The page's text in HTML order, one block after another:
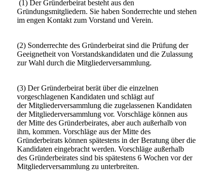
(1) Der Gründerbeirat besteht aus den
Gründungsmitgliedern. Sie haben Sonderrechte und stehen
im engen Kontakt zum Vorstand und Verein.
(2) Sonderrechte des Gründerbeirat sind die Prüfung der
Geeignetheit von Vorstandskandidaten und die Zulassung
zur Wahl durch die Mitgliederversammlung.
(3) Der Gründerbeirat berät über die einzelnen
vorgeschlagenen Kandidaten und schlägt auf
der Mitgliederversammlung die zugelassenen Kandidaten
der Mitgliederversammlung vor. Vorschläge können aus
der Mitte des Gründerbeirates, aber auch außerhalb von
ihm, kommen. Vorschläge aus der Mitte des
Gründerbeirats können spätestens in der Beratung über die
Kandidaten eingebracht werden. Vorschläge außerhalb
des Gründerbeirates sind bis spätestens 6 Wochen vor der
Mitgliederversammlung zu unterbreiten.